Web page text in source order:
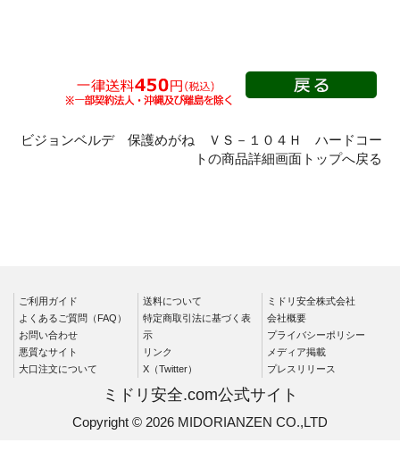
ビジョンベルデ 保護めがね ＶＳ－１０４Ｈ ハードコー
トの商品詳細画面トップへ戻る
ご利用ガイド
よくあるご質問（FAQ）
お問い合わせ
悪質なサイト
大口注文について
送料について
特定商取引法に基づく表
示
リンク
X（Twitter）
ミドリ安全株式会社
会社概要
プライバシーポリシー
メディア掲載
プレスリリース
ミドリ安全.com公式サイト
Copyright © 2026 MIDORIANZEN CO.,LTD